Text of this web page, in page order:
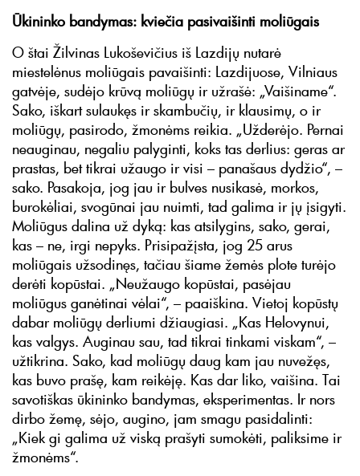
Ūkininko bandymas: kviečia pasivaišinti moliūgais
O štai Žilvinas Lukoševičius iš Lazdijų nutarė
miestelėnus moliūgais pavaišinti: Lazdijuose, Vilniaus
gatvėje, sudėjo krūvą moliūgų ir užrašė: „Vaišiname“.
Sako, iškart sulaukęs ir skambučių, ir klausimų, o ir
moliūgų, pasirodo, žmonėms reikia. „Užderėjo. Pernai
neauginau, negaliu palyginti, koks tas derlius: geras ar
prastas, bet tikrai užaugo ir visi – panašaus dydžio“, –
sako. Pasakoja, jog jau ir bulves nusikasė, morkos,
burokėliai, svogūnai jau nuimti, tad galima ir jų įsigyti.
Moliūgus dalina už dyką: kas atsilygins, sako, gerai,
kas – ne, irgi nepyks. Prisipažįsta, jog 25 arus
moliūgais užsodinęs, tačiau šiame žemės plote turėjo
derėti kopūstai. „Neužaugo kopūstai, pasėjau
moliūgus ganėtinai vėlai“, – paaiškina. Vietoj kopūstų
dabar moliūgų derliumi džiaugiasi. „Kas Helovynui,
kas valgys. Auginau sau, tad tikrai tinkami viskam“, –
užtikrina. Sako, kad moliūgų daug kam jau nuvežęs,
kas buvo prašę, kam reikėję. Kas dar liko, vaišina. Tai
savotiškas ūkininko bandymas, eksperimentas. Ir nors
dirbo žemę, sėjo, augino, jam smagu pasidalinti:
„Kiek gi galima už viską prašyti sumokėti, paliksime ir
žmonėms“.